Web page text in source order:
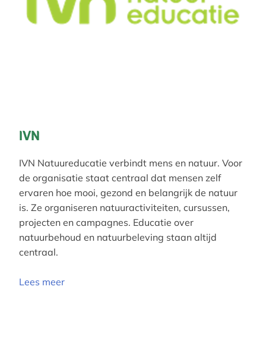
IVN
IVN Natuureducatie verbindt mens en natuur. Voor
de organisatie staat centraal dat mensen zelf
ervaren hoe mooi, gezond en belangrijk de natuur
is. Ze organiseren natuuractiviteiten, cursussen,
projecten en campagnes. Educatie over
natuurbehoud en natuurbeleving staan altijd
centraal.
Lees meer